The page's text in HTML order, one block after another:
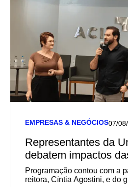
EMPRESAS & NEGÓCIOS07/
Representantes da
debatem impactos
transformações
econômicas e
Programação contou com a
reitora, Cíntia Agostini, e do